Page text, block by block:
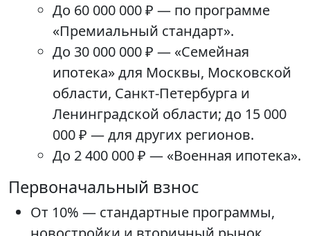
До 60 000 000 ₽ — по программе
«Премиальный стандарт».
До 30 000 000 ₽ — «Семейная
ипотека» для Москвы, Московской
области, Санкт-Петербурга и
Ленинградской области; до 15 000
000 ₽ — для других регионов.
До 2 400 000 ₽ — «Военная ипотека».
Первоначальный взнос
От 10% — стандартные программы,